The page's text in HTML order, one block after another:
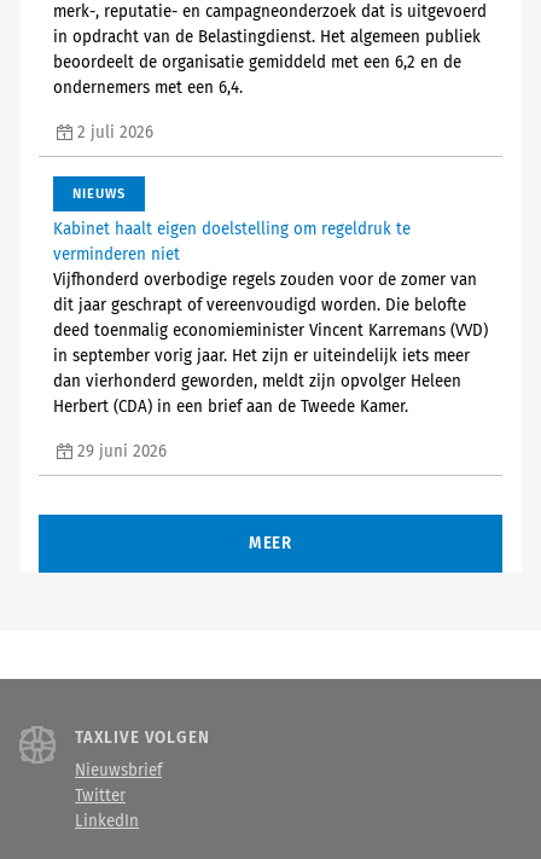
merk-, reputatie- en campagneonderzoek dat is uitgevoerd
in opdracht van de Belastingdienst. Het algemeen publiek
beoordeelt de organisatie gemiddeld met een 6,2 en de
ondernemers met een 6,4.
2 juli 2026
NIEUWS
Kabinet haalt eigen doelstelling om regeldruk te
verminderen niet
Vijfhonderd overbodige regels zouden voor de zomer van
dit jaar geschrapt of vereenvoudigd worden. Die belofte
deed toenmalig economieminister Vincent Karremans (VVD)
in september vorig jaar. Het zijn er uiteindelijk iets meer
dan vierhonderd geworden, meldt zijn opvolger Heleen
Herbert (CDA) in een brief aan de Tweede Kamer.
29 juni 2026
MEER
TAXLIVE VOLGEN
Nieuwsbrief
Twitter
LinkedIn